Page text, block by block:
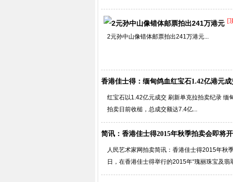
[
2元孙中山像错体邮票拍出241万港元...
香港佳士得：缅甸鸽血红宝石1.42亿港元成
红宝石以1.42亿元成交 刷新单克拉拍卖纪录 缅
拍卖日前收槌，总成交额达7.4亿...
简讯：香港佳士得2015年秋季拍卖会即将
人民艺术家网拍卖简讯：香港佳士得2015年秋
日，在香港佳士得举行的2015年“瑰丽珠宝及翡